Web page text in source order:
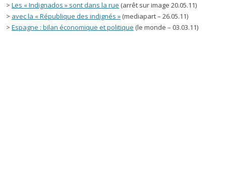
> Les « Indignados » sont dans la rue (arrêt sur image 20.05.11)
> avec la « République des indignés » (mediapart – 26.05.11)
> Espagne : bilan économique et politique (le monde – 03.03.11)